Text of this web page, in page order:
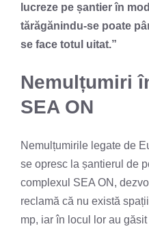
lucreze pe șantier în
tărăgănindu-se poate
se face totul uitat.”
Nemulțumiri
SEA ON
Nemulțumirile legate de
se opresc la șantierul de
complexul SEA ON,
reclamă că nu există
mp, iar în locul lor au